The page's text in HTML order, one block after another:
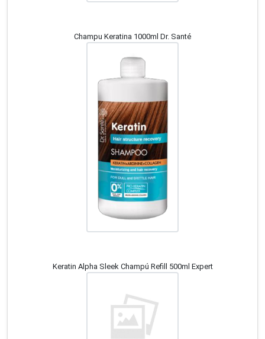
Champu Keratina 1000ml Dr. Santé
Keratin Alpha Sleek Champú Refill 500ml Expert